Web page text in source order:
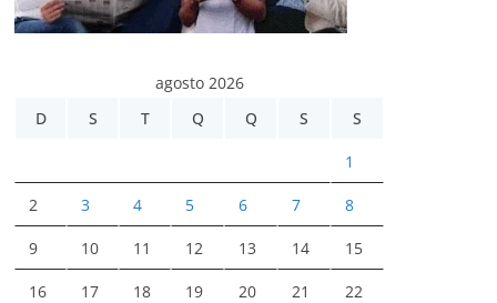
agosto 2026
D
S T Q Q S S
1
2 3 4 5 6 7 8
9 10 11 12 13 14 15
16 17 18 19 20 21 22